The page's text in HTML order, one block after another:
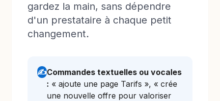
gardez la main, sans dépendre
d'un prestataire à chaque petit
changement.
✍️Commandes textuelles ou vocales
: « ajoute une page Tarifs », « crée
une nouvelle offre pour valoriser